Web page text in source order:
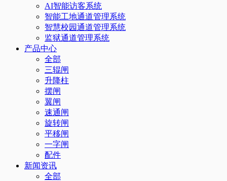
AI智能访客系统
智能工地通道管理系统
智慧校园通道管理系统
监狱通道管理系统
产品中心
全部
三辊闸
升降柱
摆闸
翼闸
速通闸
旋转闸
平移闸
一字闸
配件
新闻资讯
全部